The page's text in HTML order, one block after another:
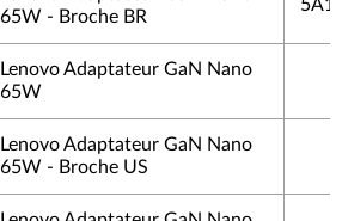
65W - Broche BR
Lenovo Adaptateur GaN Nano
65W
Lenovo Adaptateur GaN Nano
65W - Broche US